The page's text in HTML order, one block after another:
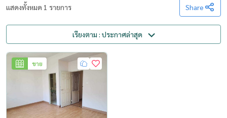
แสดงทั้งหมด 1 รายการ Share
เรียงตาม : ประกาศล่าสุด
ขาย